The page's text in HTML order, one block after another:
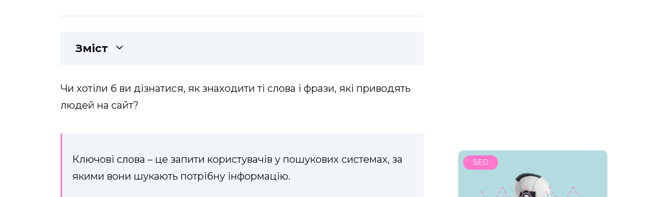
Зміст
Чи хотіли б ви дізнатися, як знаходити ті слова і фрази, які приводять
людей на сайт?
Ключові слова – це запити користувачів у пошукових системах, за
якими вони шукають потрібну інформацію.
SEO